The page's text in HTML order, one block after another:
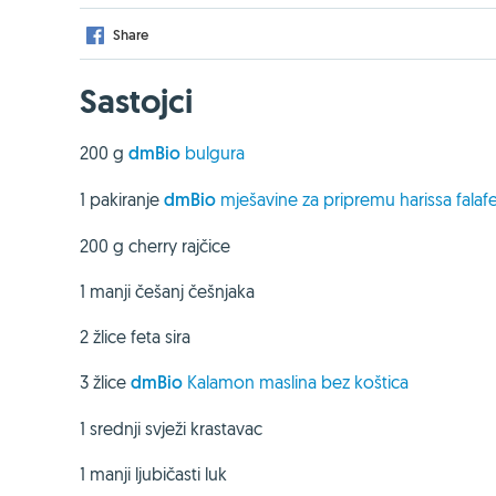
Share
Sastojci
200 g dmBio bulgura
1 pakiranje dmBio mješavine za pripremu harissa
200 g cherry rajčice
1 manji češanj češnjaka
2 žlice feta sira
3 žlice dmBio Kalamon maslina bez koštica
1 srednji svježi krastavac
1 manji ljubičasti luk